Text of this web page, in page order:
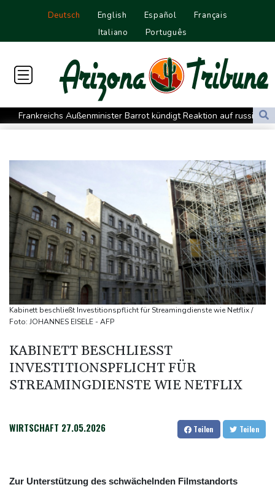
Deutsch English Español
Français
Italiano
Português
Frankreichs Außenminister Barrot kündigt Reaktion auf russische
Wahlkampf-Einmischung an
Norwegens Fußball-Verband fordert Infantinos Rücktritt
Verurteilte Linksextremistin: Bundesgerichtshof bestätigt
Beugehaft für Lina E.
Verweigerter Dopingtest: NADA will Vierjahressperre für Ansah
Medien: Türkischer Präsident Erdogan zu Dreiergipfel in Saudi-
Arabien eingetroffen
Deutsche Industrieproduktion zeigt sich widerstandsfähig -
Rekordstand bei Exporten
Weniger Falschgeld im ersten Halbjahr im Umlauf
historischem Tief
Urteil: Nähe zu Muslimbruderschaft kann Verbeamtung
entgegenstehen
Kabinett beschließt Investitionspflicht für Streamingdienste wie Netflix /
Foto: JOHANNES EISELE - AFP
KABINETT BESCHLIESST I
NVESTITIONSPFLICHT FÜR S
TREAMINGDIENSTE WIE NETFLIX
WIRTSCHAFT 27.05.2026 Teilen Teilen
Zur Unterstützung des schwächelnden Filmstandorts